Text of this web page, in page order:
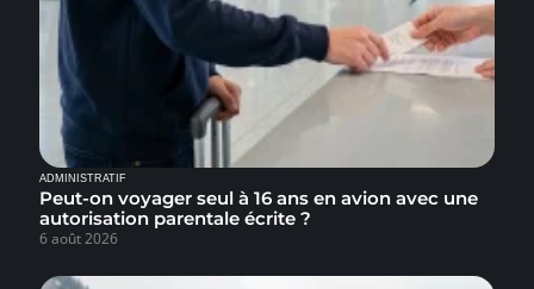
ADMINISTRATIF
Peut-on voyager seul à 16 ans en avion avec une
autorisation parentale écrite ?
6 août 2026